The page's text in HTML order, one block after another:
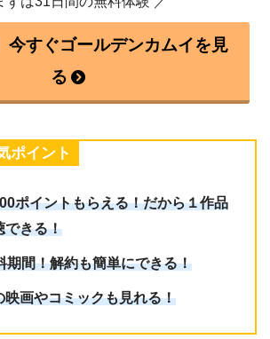
今すぐゴールデンカムイを見
る
ポイント
ポイントもらえる！だから１作品
できる！
期間！解約も簡単にできる！
映画やコミックも見れる！